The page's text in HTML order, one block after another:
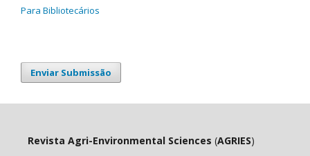
Para Bibliotecários
Enviar Submissão
Revista Agri-Environmental Sciences (AGRIES)